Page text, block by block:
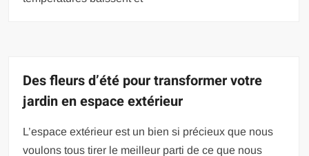
Des fleurs d’été pour transformer votre
jardin en espace extérieur
L’espace extérieur est un bien si précieux que nous
voulons tous tirer le meilleur parti de ce que nous